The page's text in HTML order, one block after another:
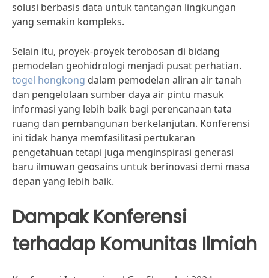
solusi berbasis data untuk tantangan lingkungan
yang semakin kompleks.
Selain itu, proyek-proyek terobosan di bidang
pemodelan geohidrologi menjadi pusat perhatian.
togel hongkong dalam pemodelan aliran air tanah
dan pengelolaan sumber daya air pintu masuk
informasi yang lebih baik bagi perencanaan tata
ruang dan pembangunan berkelanjutan. Konferensi
ini tidak hanya memfasilitasi pertukaran
pengetahuan tetapi juga menginspirasi generasi
baru ilmuwan geosains untuk berinovasi demi masa
depan yang lebih baik.
Dampak Konferensi
terhadap Komunitas Ilmiah